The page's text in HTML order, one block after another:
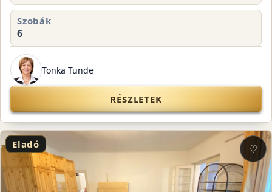
Szobák
6
Tonka Tünde
RÉSZLETEK
Eladó ♡